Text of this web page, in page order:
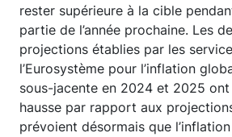
rester supérieure à la cible
partie de l’année prochaine. Les
projections établies par les
l’Eurosystème pour l’inflation
sous-jacente en 2024 et 2025
hausse par rapport aux
prévoient désormais que